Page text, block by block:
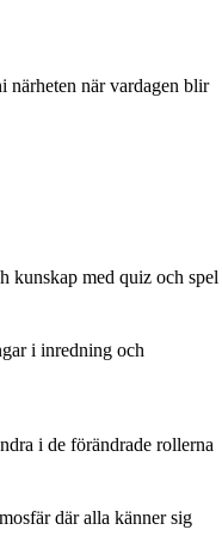
närheten när vardagen blir
kunskap med quiz och spel
i inredning och
i de förändrade rollerna
där alla känner sig